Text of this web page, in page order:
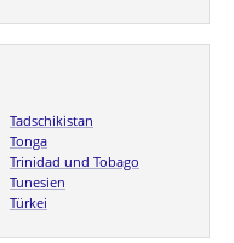
Tadschikistan
Tonga
Trinidad und Tobago
Tunesien
Türkei